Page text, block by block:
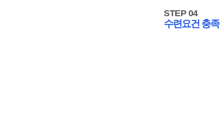
STEP 04
수련요건 충족